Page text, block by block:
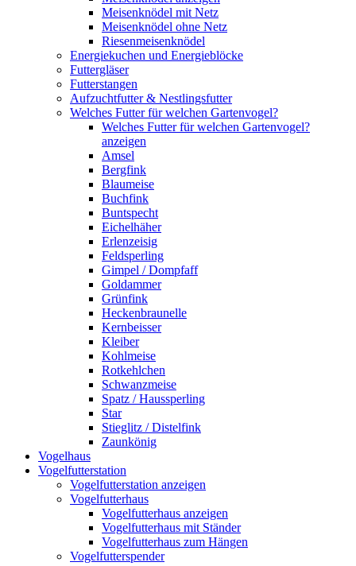
Meisenknödel mit Netz
Meisenknödel ohne Netz
Riesenmeisenknödel
Energiekuchen und Energieblöcke
Futtergläser
Futterstangen
Aufzuchtfutter & Nestlingsfutter
Welches Futter für welchen Gartenvogel?
Welches Futter für welchen Gartenvogel?
anzeigen
Amsel
Bergfink
Blaumeise
Buchfink
Buntspecht
Eichelhäher
Erlenzeisig
Feldsperling
Gimpel / Dompfaff
Goldammer
Grünfink
Heckenbraunelle
Kernbeisser
Kleiber
Kohlmeise
Rotkehlchen
Schwanzmeise
Spatz / Haussperling
Star
Stieglitz / Distelfink
Zaunkönig
Vogelhaus
Vogelfutterstation
Vogelfutterstation anzeigen
Vogelfutterhaus
Vogelfutterhaus anzeigen
Vogelfutterhaus mit Ständer
Vogelfutterhaus zum Hängen
Vogelfutterspender